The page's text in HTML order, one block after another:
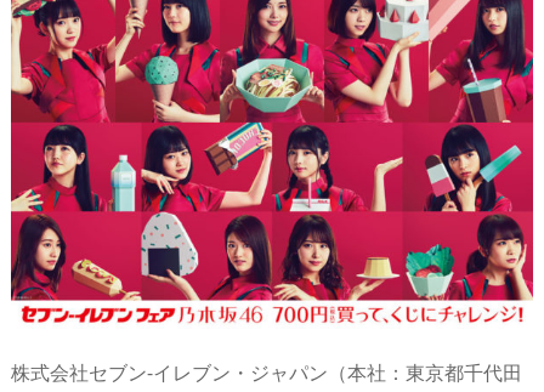
株式会社セブン‐イレブン・ジャパン（本社：東京都千代田